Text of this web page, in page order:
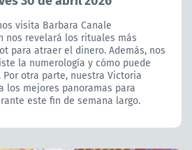
visita Barbara Canale
nos revelará los rituales más
para atraer el dinero. Además, nos
la numerología y cómo puede
otra parte, nuestra Victoria
los mejores panoramas para
este fin de semana largo.